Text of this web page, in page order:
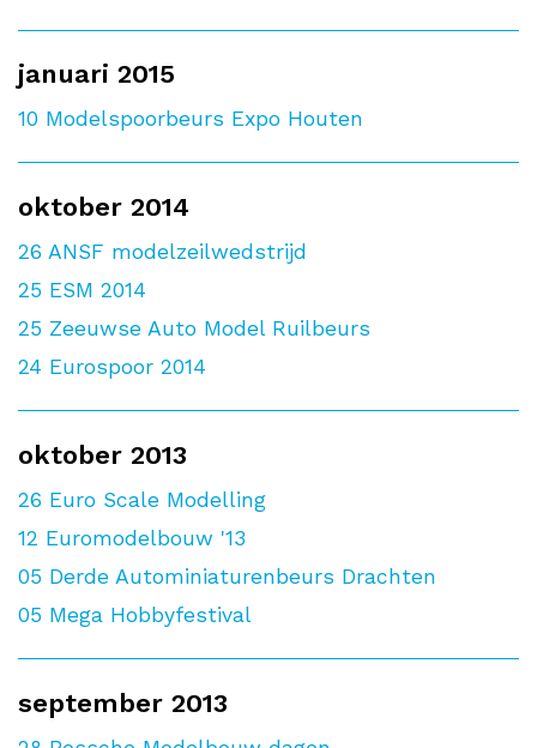
januari 2015
10 Modelspoorbeurs Expo Houten
oktober 2014
26 ANSF modelzeilwedstrijd
25 ESM 2014
25 Zeeuwse Auto Model Ruilbeurs
24 Eurospoor 2014
oktober 2013
26 Euro Scale Modelling
12 Euromodelbouw '13
05 Derde Autominiaturenbeurs Drachten
05 Mega Hobbyfestival
september 2013